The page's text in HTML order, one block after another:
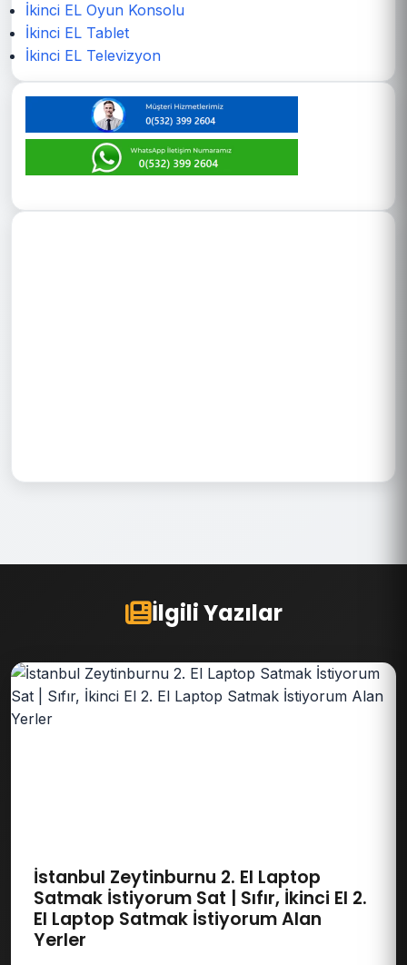
İkinci EL Oyun Konsolu
İkinci EL Tablet
İkinci EL Televizyon
İlgili Yazılar
İstanbul Zeytinburnu 2. El Laptop
Satmak İstiyorum Sat | Sıfır, İkinci El 2.
El Laptop Satmak İstiyorum Alan
Yerler